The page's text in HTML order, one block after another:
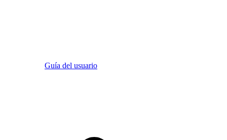
Guía del usuario